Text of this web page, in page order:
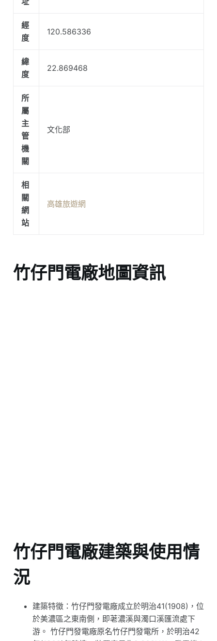
經
度
120.586336
緯
度
22.869468
所
屬
主
管
機
關
文化部
相
關
網
站
高雄旅遊網
竹仔門電廠地圖資訊
竹仔門電廠建築與使用情
況
建築特徵：竹仔門發電廠成立於明治41(1908)，位
於美濃區之東南側，即荖濃溪與濁口溪匯流處下
游。 竹仔門發電廠原名竹仔門發電所，於明治42